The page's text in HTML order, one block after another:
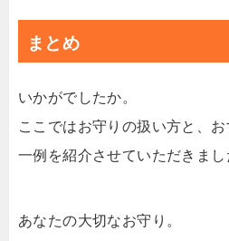
まとめ
いかがでしたか。
ここではお守りの扱い方と、
一例を紹介させていただきまし
あなたの大切なお守り。